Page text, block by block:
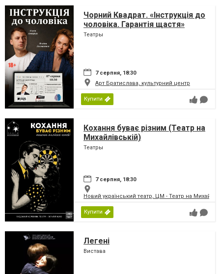
Чорний Квадрат. «Інструкція до
чоловіка. Гарантія щастя»
Театры
7 серпня, 18:30
Арт Братислава, культурний центр
Купити
Кохання буває різним (Театр на
Михайлівській)
Театры
7 серпня, 18:30
Новий український театр, ЦМ - Театр на
Купити
Легені
Вистава